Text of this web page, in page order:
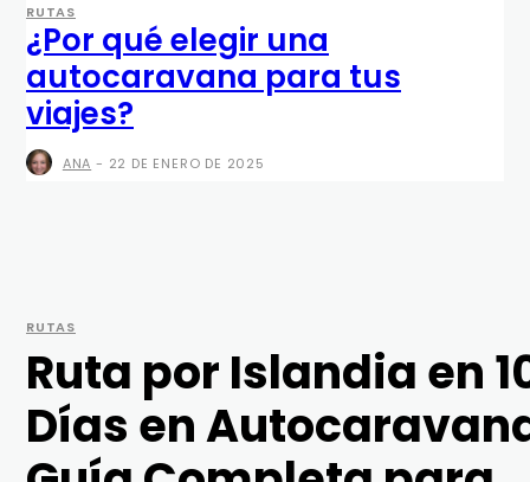
RUTAS
Ruta por Islandia en
Días en
RUTAS
¿Por qué elegir una
autocaravana para tus
viajes?
ANA - 22 DE ENERO DE 2025